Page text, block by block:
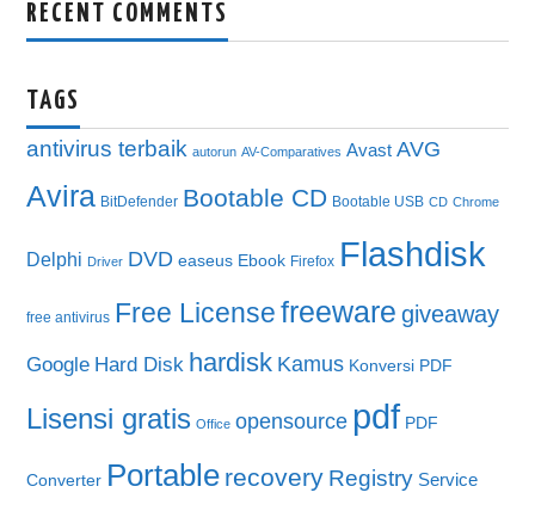
RECENT COMMENTS
TAGS
antivirus terbaik autorun AV-Comparatives Avast AVG
Avira BitDefender Bootable CD Bootable USB CD Chrome
Delphi Driver DVD easeus Ebook Firefox Flashdisk
free antivirus Free License freeware giveaway
Google Hard Disk hardisk Kamus Konversi PDF
Lisensi gratis Office opensource pdf PDF
Converter Portable recovery Registry Service